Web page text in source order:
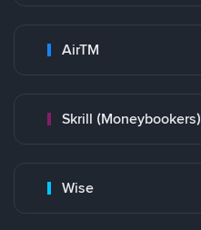
AirTM
Skrill (Moneybookers)
Wise